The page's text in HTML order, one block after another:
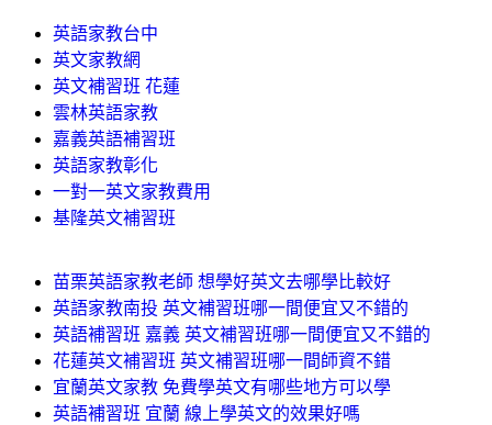
英語家教台中
英文家教網
英文補習班 花蓮
雲林英語家教
嘉義英語補習班
英語家教彰化
一對一英文家教費用
基隆英文補習班
苗栗英語家教老師 想學好英文去哪學比較好
英語家教南投 英文補習班哪一間便宜又不錯的
英語補習班 嘉義 英文補習班哪一間便宜又不錯的
花蓮英文補習班 英文補習班哪一間師資不錯
宜蘭英文家教 免費學英文有哪些地方可以學
英語補習班 宜蘭 線上學英文的效果好嗎